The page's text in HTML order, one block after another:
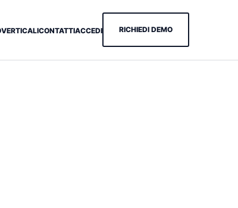
VERTICALICONTATTIACCEDI RICHIEDI DEMO